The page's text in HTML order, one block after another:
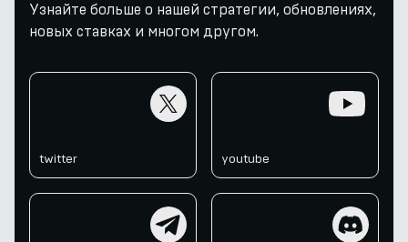
Узнайте больше о нашей стратегии, обновлениях,
новых ставках и многом другом.
twitter youtube